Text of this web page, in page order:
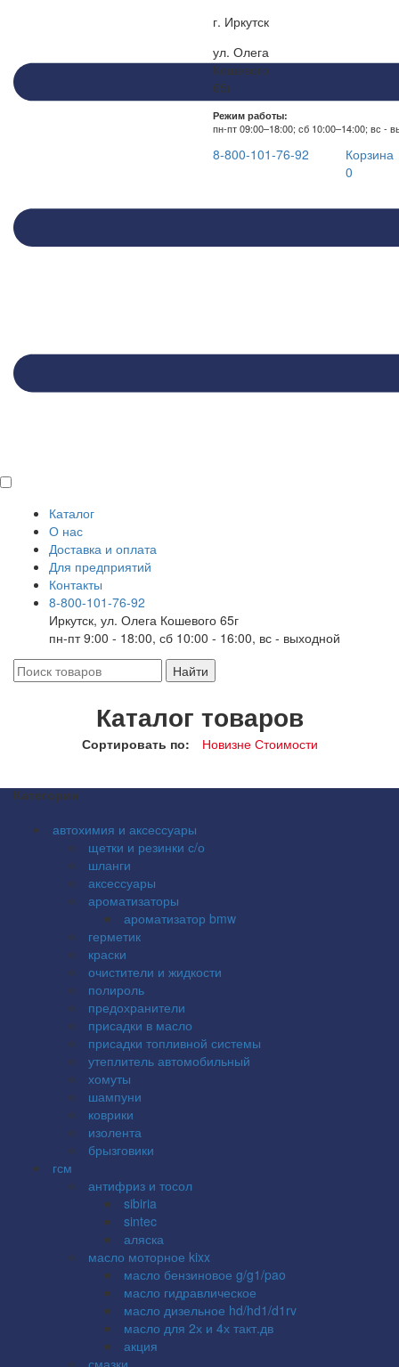
г. Иркутск
ул. Олега
Кошевого
65г
Режим работы:
пн-пт 09:00–18:00; сб 10:00–14:00; вс -
8-800-101-76-92
Корзина
0
Каталог
О нас
Доставка и оплата
Для предприятий
Контакты
8-800-101-76-92
Иркутск, ул. Олега Кошевого 65г
пн-пт 9:00 - 18:00, сб 10:00 - 16:00, вс - выходной
Каталог товаров
Сортировать по: Новизне Стоимости
Категории
автохимия и аксессуары
щетки и резинки с/о
шланги
аксессуары
ароматизаторы
ароматизатор bmw
герметик
краски
очистители и жидкости
полироль
предохранители
присадки в масло
присадки топливной системы
утеплитель автомобильный
хомуты
шампуни
коврики
изолента
брызговики
гсм
антифриз и тосол
sibiria
sintec
аляска
масло моторное kixx
масло бензиновое g/g1/pao
масло гидравлическое
масло дизельное hd/hd1/d1rv
масло для 2х и 4х такт.дв
акция
смазки